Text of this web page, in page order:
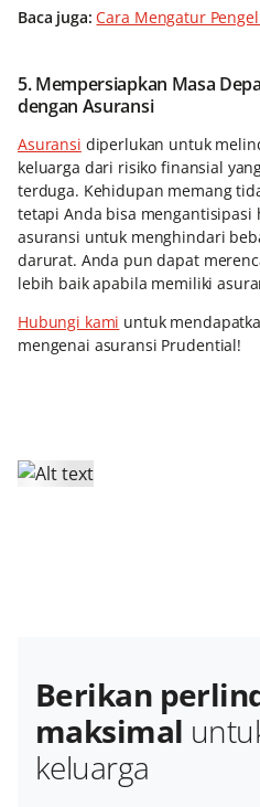
Baca juga: Cara Mengatur
5. Mempersiapkan Masa
dengan Asuransi
Asuransi diperlukan untuk
keluarga dari risiko finansial
terduga. Kehidupan memang
tetapi Anda bisa mengantisipasi
asuransi untuk menghindari
darurat. Anda pun dapat
lebih baik apabila memiliki
Hubungi kami untuk
mengenai asuransi Prudential!
Berikan
maksimal
keluarga